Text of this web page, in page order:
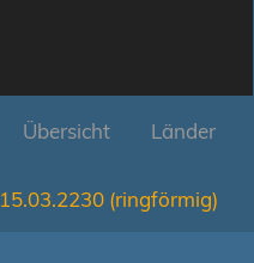
Übersicht Länder
15.03.2230 (ringförmig)